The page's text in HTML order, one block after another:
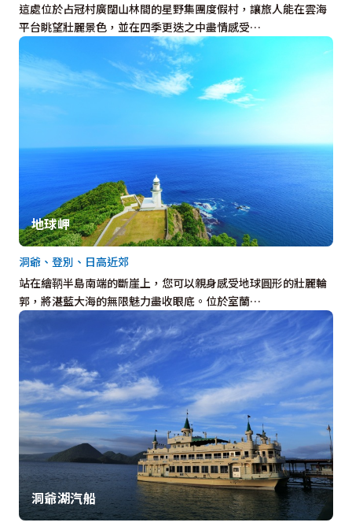
這處位於占冠村廣闊山林間的星野集團度假村，讓旅人能在雲海
平台眺望壯麗景色，並在四季更迭之中盡情感受…
地球岬
站在繪鞆半島南端的斷崖上，您可以親身感受地球圓形的壯麗輪
郭，將湛藍大海的無限魅力盡收眼底。位於室蘭…
洞爺、登別、日高近郊
洞爺湖汽船